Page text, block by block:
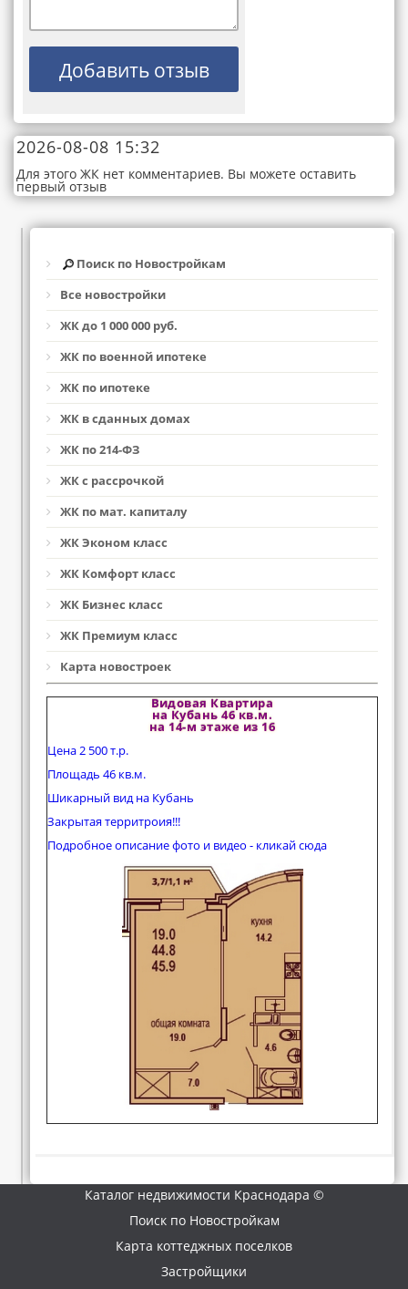
2026-08-08 15:32
Для этого ЖК нет комментариев. Вы можете оставить
первый отзыв
Поиск по Новостройкам
Все новостройки
ЖК до 1 000 000 руб.
ЖК по военной ипотеке
ЖК по ипотеке
ЖК в сданных домах
ЖК по 214-ФЗ
ЖК с рассрочкой
ЖК по мат. капиталу
ЖК Эконом класс
ЖК Комфорт класс
ЖК Бизнес класс
ЖК Премиум класс
Карта новостроек
Видовая Квартира
на Кубань 46 кв.м.
на 14-м этаже из 16
Цена 2 500 т.р.
Площадь 46 кв.м.
Шикарный вид на Кубань
Закрытая территроия!!!
Подробное описание фото и видео - кликай сюда
Каталог недвижимости Краснодара ©
Поиск по Новостройкам
Карта коттеджных поселков
Застройщики